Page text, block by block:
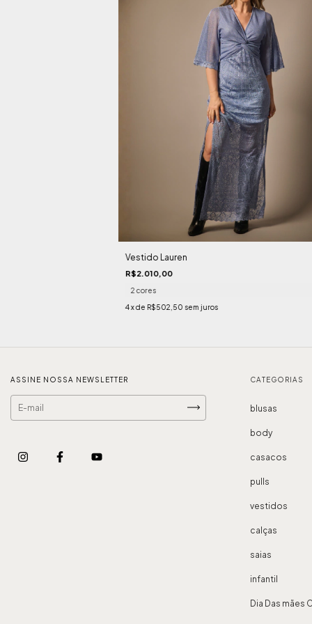
Vestido Lauren
R$2.010,00
2 cores
4x de R$502,50 sem juros
ASSINE NOSSA NEWSLETTER CATEGORIAS
blusas
body
casacos
pulls
vestidos
calças
saias
infantil
Dia Das mães